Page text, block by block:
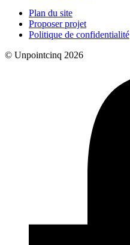
Plan du site
Proposer projet
Politique de confidentialité
© Unpointcinq 2026